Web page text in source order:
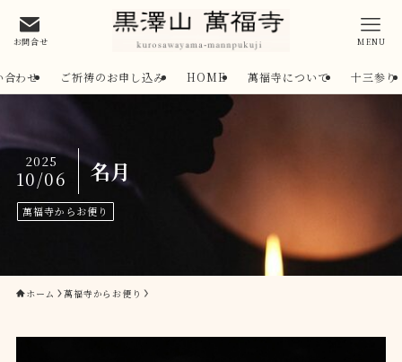
お問合せ MENU
合わせ ご祈祷のお申し込み HOME 萬福寺について 十三参り
名月
2025
10/06
萬福寺からお便り
ホーム 萬福寺からお便り